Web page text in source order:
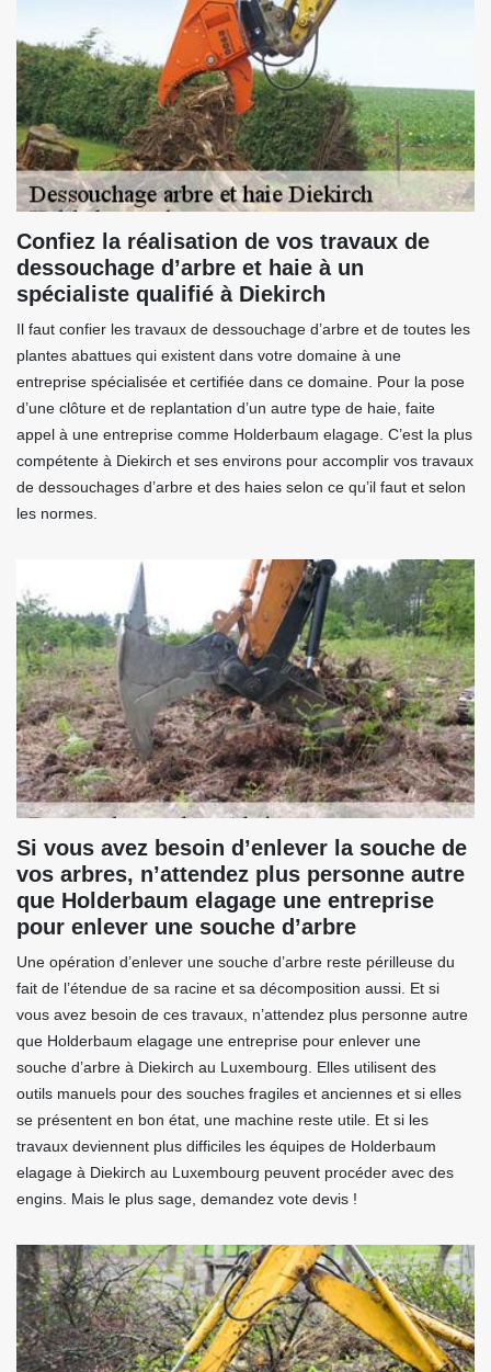
Confiez la réalisation de vos travaux de
dessouchage d’arbre et haie à un
spécialiste qualifié à Diekirch
Il faut confier les travaux de dessouchage d’arbre et de toutes les
plantes abattues qui existent dans votre domaine à une
entreprise spécialisée et certifiée dans ce domaine. Pour la pose
d’une clôture et de replantation d’un autre type de haie, faite
appel à une entreprise comme Holderbaum elagage. C’est la plus
compétente à Diekirch et ses environs pour accomplir vos travaux
de dessouchages d’arbre et des haies selon ce qu’il faut et selon
les normes.
Si vous avez besoin d’enlever la souche de
vos arbres, n’attendez plus personne autre
que Holderbaum elagage une entreprise
pour enlever une souche d’arbre
Une opération d’enlever une souche d’arbre reste périlleuse du
fait de l’étendue de sa racine et sa décomposition aussi. Et si
vous avez besoin de ces travaux, n’attendez plus personne autre
que Holderbaum elagage une entreprise pour enlever une
souche d’arbre à Diekirch au Luxembourg. Elles utilisent des
outils manuels pour des souches fragiles et anciennes et si elles
se présentent en bon état, une machine reste utile. Et si les
travaux deviennent plus difficiles les équipes de Holderbaum
elagage à Diekirch au Luxembourg peuvent procéder avec des
engins. Mais le plus sage, demandez vote devis !